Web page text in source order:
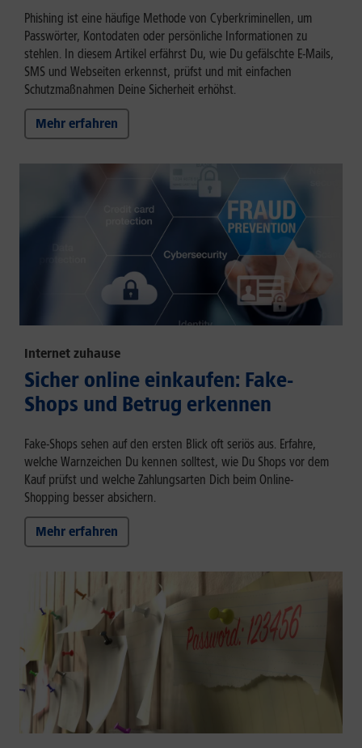
Phishing ist eine häufige Methode von Cyberkriminellen, um
Passwörter, Kontodaten oder persönliche Informationen zu
stehlen. In diesem Artikel erfährst Du, wie Du gefälschte E-Mails,
SMS und Webseiten erkennst, prüfst und mit einfachen
Schutzmaßnahmen Deine Sicherheit erhöhst.
Mehr erfahren
Internet zuhause
Sicher online einkaufen: Fake-
Shops und Betrug erkennen
Fake-Shops sehen auf den ersten Blick oft seriös aus. Erfahre,
welche Warnzeichen Du kennen solltest, wie Du Shops vor dem
Kauf prüfst und welche Zahlungsarten Dich beim Online-
Shopping besser absichern.
Mehr erfahren